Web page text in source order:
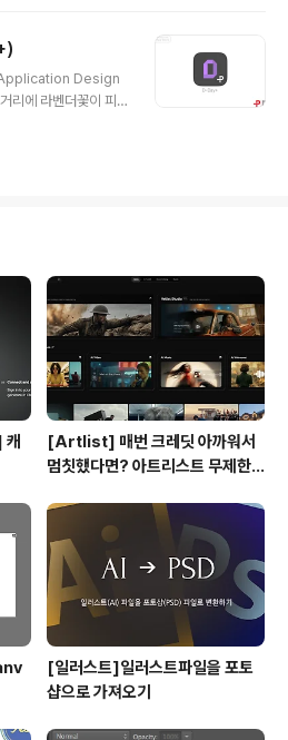
)들이 조화를 이루는
인형태로 디자인된
하였습니다. 파스텔
가구에 각인을 생각
Design
리에 라벤더꽃이 피
인 색상을 고민하고
정 가능합니다. - Pl
어난지 7개월 - 오늘
단위를 설정해보세
) - 강력한 음력기능
..
[Artlist] 매번 크레딧 아까워서
멈칫했다면? 아트리스트 무제한
[일러스트]일러스트파일을 포토
샵으로 가져오기